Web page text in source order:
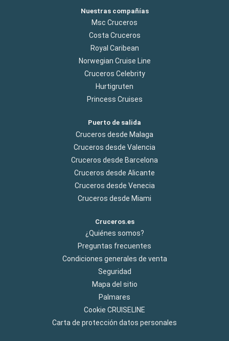
Nuestras compañías
Msc Cruceros
Costa Cruceros
Royal Caribean
Norwegian Cruise Line
Cruceros Celebrity
Hurtigruten
Princess Cruises
Puerto de salida
Cruceros desde Malaga
Cruceros desde Valencia
Cruceros desde Barcelona
Cruceros desde Alicante
Cruceros desde Venecia
Cruceros desde Miami
Cruceros.es
¿Quiénes somos?
Preguntas frecuentes
Condiciones generales de venta
Seguridad
Mapa del sitio
Palmares
Cookie CRUISELINE
Carta de protección datos personales